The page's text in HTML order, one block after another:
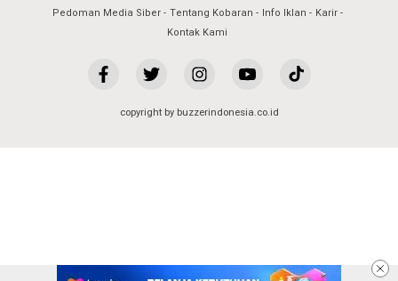
Pedoman Media Siber
Tentang Kobaran Info Iklan
Karir
Kontak Kami
copyright by buzzerindonesia.co.id